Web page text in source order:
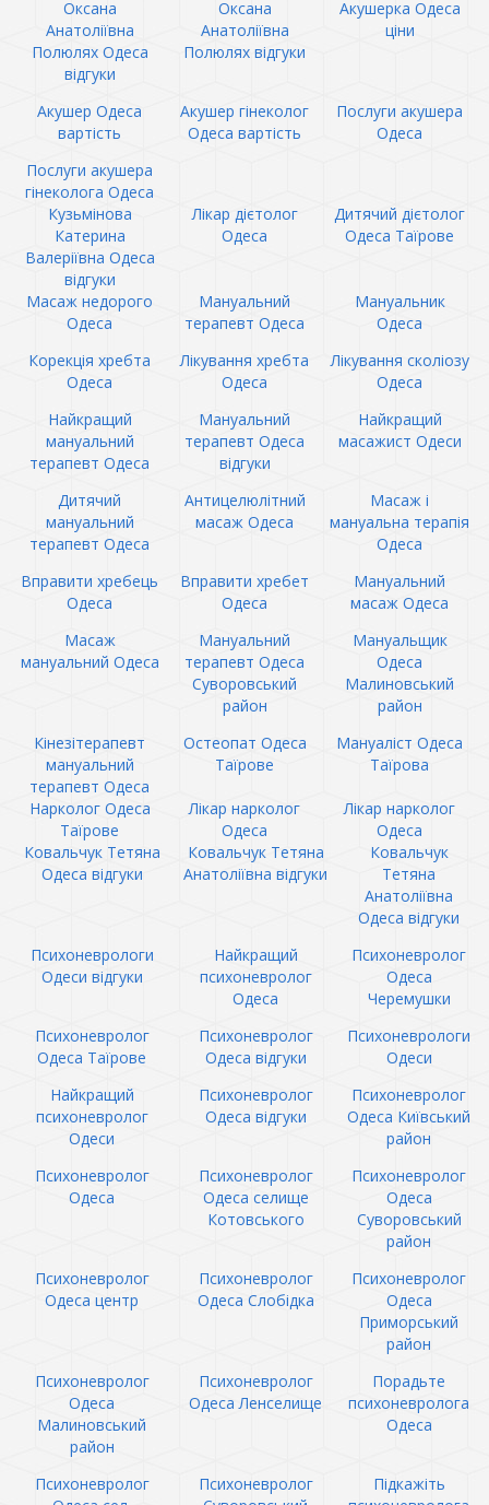
Оксана
Анатоліївна
Полюлях Одеса
відгуки
Оксана
Анатоліївна
Полюлях відгуки
Акушерка Одеса
ціни
Акушер Одеса
вартість
Акушер гінеколог
Одеса вартість
Послуги акушера
Одеса
Послуги акушера
гінеколога Одеса
Кузьмінова
Катерина
Валеріївна Одеса
відгуки
Лікар дієтолог
Одеса
Дитячий дієтолог
Одеса Таїрове
Масаж недорого
Одеса
Мануальний
терапевт Одеса
Мануальник
Одеса
Корекція хребта
Одеса
Лікування хребта
Одеса
Лікування сколіозу
Одеса
Найкращий
мануальний
терапевт Одеса
Мануальний
терапевт Одеса
відгуки
Найкращий
масажист Одеси
Дитячий
мануальний
терапевт Одеса
Антицелюлітний
масаж Одеса
Масаж і
мануальна терапія
Одеса
Вправити хребець
Одеса
Вправити хребет
Одеса
Мануальний
масаж Одеса
Масаж
мануальний Одеса
Мануальний
терапевт Одеса
Суворовський
район
Мануальщик
Одеса
Малиновський
район
Кінезітерапевт
мануальний
терапевт Одеса
Остеопат Одеса
Таїрове
Мануаліст Одеса
Таїрова
Нарколог Одеса
Таїрове
Лікар нарколог
Одеса
Лікар нарколог
Одеса
Ковальчук Тетяна
Одеса відгуки
Ковальчук Тетяна
Анатоліївна відгуки
Ковальчук
Тетяна
Анатоліївна
Одеса відгуки
Психоневрологи
Одеси відгуки
Найкращий
психоневролог
Одеса
Психоневролог
Одеса
Черемушки
Психоневролог
Одеса Таїрове
Психоневролог
Одеса відгуки
Психоневрологи
Одеси
Найкращий
психоневролог
Одеси
Психоневролог
Одеса відгуки
Психоневролог
Одеса Київський
район
Психоневролог
Одеса
Психоневролог
Одеса селище
Котовського
Психоневролог
Одеса
Суворовський
район
Психоневролог
Одеса центр
Психоневролог
Одеса Слобідка
Психоневролог
Одеса
Приморський
район
Психоневролог
Одеса
Малиновський
район
Психоневролог
Одеса Ленселище
Порадьте
психоневролога
Одеса
Психоневролог
Психоневролог
Підкажіть